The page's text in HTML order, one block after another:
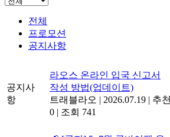
전체
프로모션
공지사항
공지사
항
라오스 온라인 입국 신고서
작성 방법(업데이트)
트래블라오 | 2026.07.19 | 추천
0 | 조회 741